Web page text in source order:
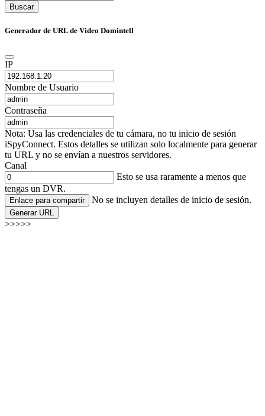
Buscar
Generador de URL de Video Domintell
IP
Nombre de Usuario
Contraseña
Nota: Usa las credenciales de tu cámara, no tu inicio de sesión
iSpyConnect. Estos detalles se utilizan solo localmente para generar
tu URL y no se envían a nuestros servidores.
Canal
Esto se usa raramente a menos que
tengas un DVR.
Enlace para compartir No se incluyen detalles de inicio de sesión.
Generar URL
>>>>>